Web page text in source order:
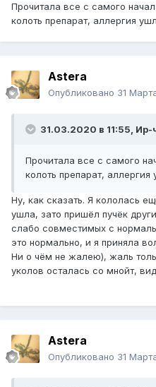
Прочитала все с самого
колоть препарат, аллергия
Astera
Опубликовано 31
31.03.2020 в 11:55, Ир-
Прочитала все с самого
колоть препарат, аллергия
Ну, как сказать. Я кололась
ушла, зато пришёл пучёк
слабо совместимых с
это нормально, и я приняла
Ни о чём не жалею), жаль
уколов осталась со мнойт,
Astera
Опубликовано 31